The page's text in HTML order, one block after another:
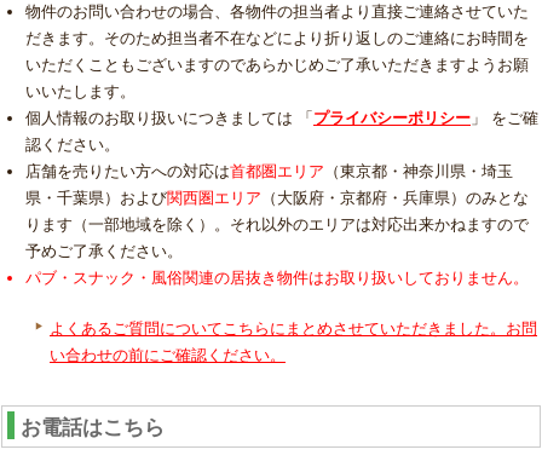
物件のお問い合わせの場合、各物件の担当者より直接ご連絡させていた
だきます。そのため担当者不在などにより折り返しのご連絡にお時間を
いただくこともございますのであらかじめご了承いただきますようお願
いいたします。
個人情報のお取り扱いにつきましては 「プライバシーポリシー 」 をご確
認ください。
店舗を売りたい方への対応は首都圏エリア （東京都・神奈川県・埼玉
県・千葉県）および関西圏エリア （大阪府・京都府・兵庫県）のみとな
ります（一部地域を除く）。それ以外のエリアは対応出来かねますので
予めご了承ください。
パブ・スナック・風俗関連の居抜き物件はお取り扱いしておりません。
よくあるご質問についてこちらにまとめさせていただきました。お問
い合わせの前にご確認ください。
お電話はこちら